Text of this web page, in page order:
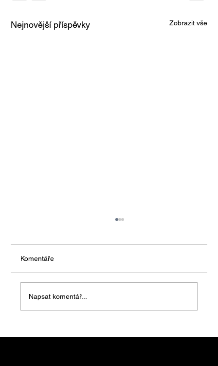
Nejnovější příspěvky Zobrazit vše
Komentáře
Napsat komentář...